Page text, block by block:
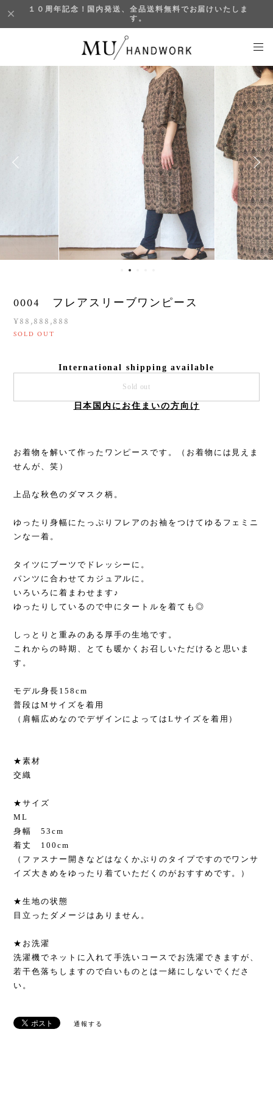
１０周年記念！国内発送、全品送料無料でお届けいたしま
す。
0004 フレアスリーブワンピース
¥88,888,888
SOLD OUT
International shipping available
Sold out
日本国内にお住まいの方向け
お着物を解いて作ったワンピースです。（お着物には見えま
せんが、笑）
上品な秋色のダマスク柄。
ゆったり身幅にたっぷりフレアのお袖をつけてゆるフェミニ
ンな一着。
タイツにブーツでドレッシーに。
パンツに合わせてカジュアルに。
いろいろに着まわせます♪
ゆったりしているので中にタートルを着ても◎
しっとりと重みのある厚手の生地です。
これからの時期、とても暖かくお召しいただけると思いま
す。
モデル身長158cm
普段はMサイズを着用
（肩幅広めなのでデザインによってはLサイズを着用）
★素材
交織
★サイズ
ML
身幅 53cm
着丈 100cm
（ファスナー開きなどはなくかぶりのタイプですのでワンサ
イズ大きめをゆったり着ていただくのがおすすめです。）
★生地の状態
目立ったダメージはありません。
★お洗濯
洗濯機でネットに入れて手洗いコースでお洗濯できますが、
若干色落ちしますので白いものとは一緒にしないでくださ
い。
通報する